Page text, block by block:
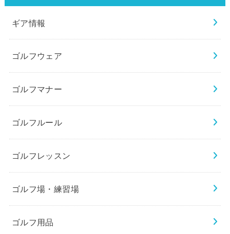
ギア情報
ゴルフウェア
ゴルフマナー
ゴルフルール
ゴルフレッスン
ゴルフ場・練習場
ゴルフ用品